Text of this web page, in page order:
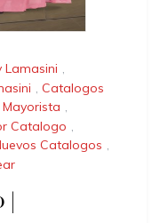
Lamasini ,
, Catalogos
,
Catalogo ,
Catalogos ,
|